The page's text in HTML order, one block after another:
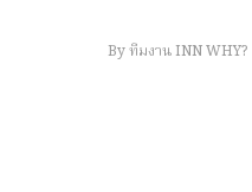
Byทีมงาน INN WHY?